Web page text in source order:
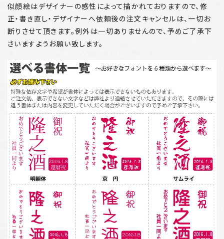
似顔絵はデザイナーの感性によって描かれておりますので、修
正・書き直し・デザイナーへ依頼後の注文キャンセルは、一切お
断りさせて頂きます。例外は一切ありませんので、予めご了承下
さいますようお願い致します。